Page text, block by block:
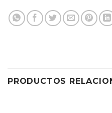
PRODUCTOS